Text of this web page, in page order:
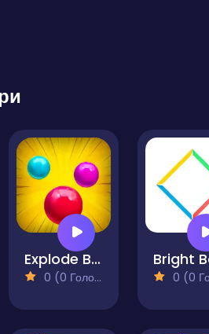
Explode Ball
0 (0 Голосів)
Bright
0 (0